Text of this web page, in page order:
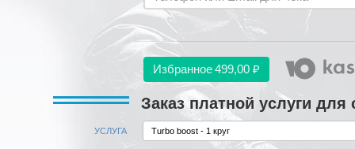
Избранное499,00 ₽
Заказ платной услуги
УСЛУГА